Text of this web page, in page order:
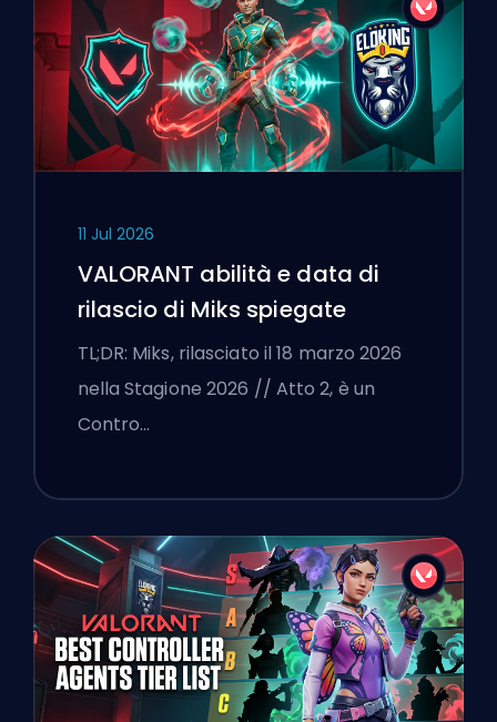
11 Jul 2026
VALORANT abilità e data di
rilascio di Miks spiegate
TL;DR: Miks, rilasciato il 18 marzo 2026
nella Stagione 2026 // Atto 2, è un
Contro…